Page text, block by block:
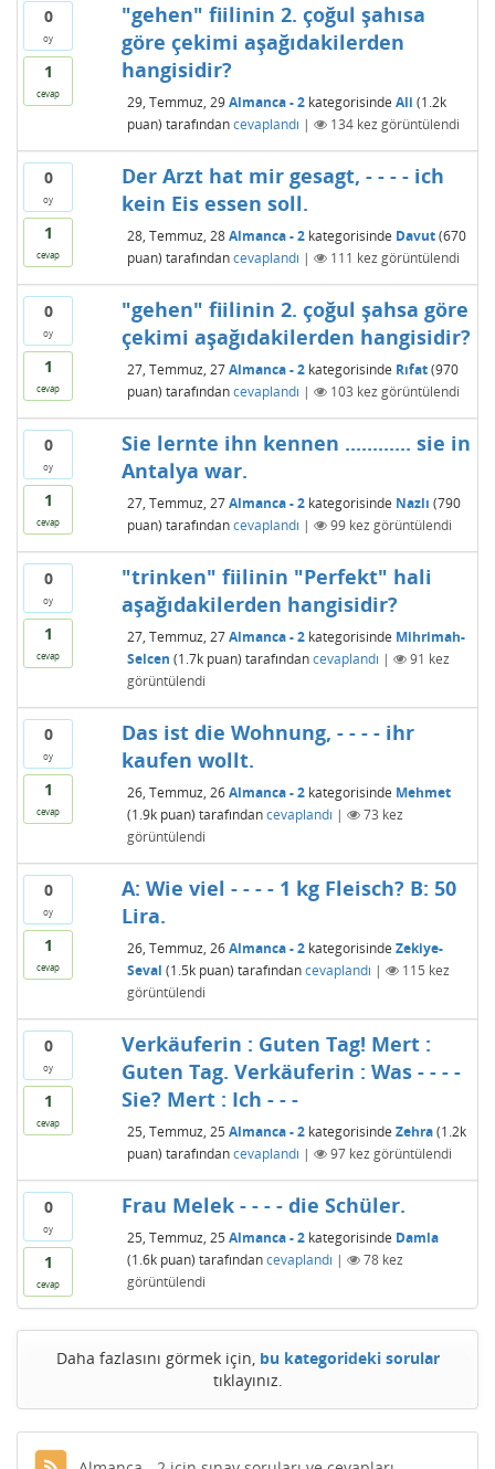
0
oy
1
cevap
"gehen" fiilinin 2. çoğul şahısa
göre çekimi aşağıdakilerden
hangisidir?
29, Temmuz, 29 Almanca - 2kategorisinde Ali (1.2k
puan) tarafından cevaplandı | 134kez görüntülendi
0
oy
1
cevap
Der Arzt hat mir gesagt, - - - - ich
kein Eis essen soll.
28, Temmuz, 28 Almanca - 2kategorisinde Davut (670
puan) tarafından cevaplandı | 111 kez görüntülendi
0
oy
1
cevap
"gehen" fiilinin 2. çoğul şahsa göre
çekimi aşağıdakilerden hangisidir?
27, Temmuz, 27 Almanca - 2kategorisinde Rıfat (970
puan) tarafından cevaplandı | 103 kez görüntülendi
0
oy
1
cevap
Sie lernte ihn kennen ............ sie in
Antalya war.
27, Temmuz, 27 Almanca - 2kategorisinde Nazlı (790
puan) tarafından cevaplandı | 99kez görüntülendi
0
oy
1
cevap
"trinken" fiilinin "Perfekt" hali
aşağıdakilerden hangisidir?
27, Temmuz, 27 Almanca - 2kategorisinde Mihrimah-
Selcen (1.7kpuan) tarafından cevaplandı | 91 kez
görüntülendi
0
oy
1
cevap
Das ist die Wohnung, - - - - ihr
kaufen wollt.
26, Temmuz, 26 Almanca - 2kategorisinde Mehmet
(1.9kpuan) tarafından cevaplandı | 73 kez
görüntülendi
0
oy
1
cevap
A: Wie viel - - - - 1 kg Fleisch? B: 50
Lira.
26, Temmuz, 26 Almanca - 2kategorisinde Zekiye-
Seval (1.5kpuan) tarafından cevaplandı | 115 kez
görüntülendi
0
oy
1
cevap
Verkäuferin : Guten Tag! Mert :
Guten Tag. Verkäuferin : Was - - - -
Sie? Mert : Ich - - -
25, Temmuz, 25 Almanca - 2kategorisinde Zehra (1.2k
puan) tarafından cevaplandı | 97kez görüntülendi
0
oy
1
cevap
Frau Melek - - - - die Schüler.
25, Temmuz, 25 Almanca - 2kategorisinde Damla
(1.6kpuan) tarafından cevaplandı | 78kez
görüntülendi
Daha fazlasını görmek için, bu kategorideki sorular
tıklayınız.